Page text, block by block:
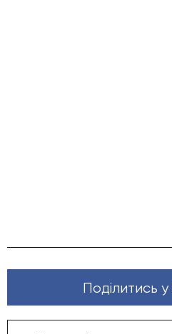
Поділитись у